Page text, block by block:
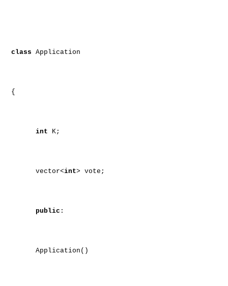
class Application
{
int K;
vector<int> vote;
public :
Application()